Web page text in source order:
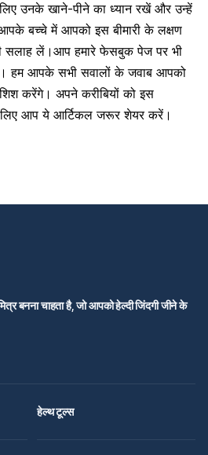
लिए उनके खाने-पीने का ध्यान रखें और उन्हें
बच्चे में आपको इस बीमारी के लक्षण
सलाह लें। आप हमारे फेसबुक पेज पर भी
हम आपके सभी सवालों के जवाब आपको
करेंगे। अपने करीबियों को इस
आप ये आर्टिकल जरूर शेयर करें।
बनना चाहता है, जो आपको हेल्दी जिंदगी जीने के
हेल्थ टूल्स